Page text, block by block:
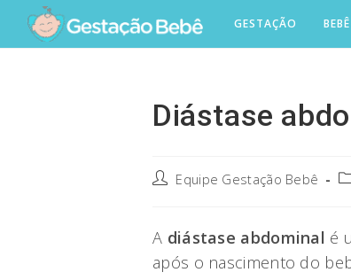
content
GESTAÇÃO BEBÊ
Diástase
PostEquipe Gestação Bebê
A diástase abdominal é
após o nascimento do